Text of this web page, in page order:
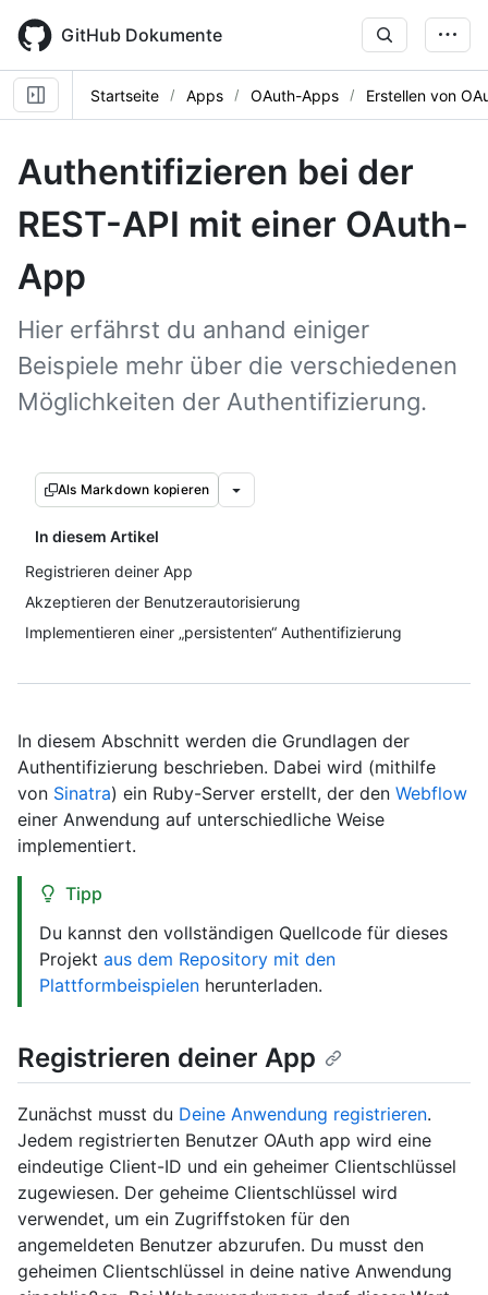
main
content
GitHub Dokumente
Startseite Apps OAuth-Apps Erstellen von
Authentifizieren bei der
REST-API mit einer OAuth-
App
Hier erfährst du anhand einiger
Beispiele mehr über die verschiedenen
Möglichkeiten der Authentifizierung.
Als Markdown kopieren
In diesem Artikel
Registrieren deiner App
Akzeptieren der Benutzerautorisierung
Implementieren einer „persistenten“ Authentifizierung
In diesem Abschnitt werden die Grundlagen der
Authentifizierung beschrieben. Dabei wird (mithilfe
von Sinatra) ein Ruby-Server erstellt, der den Webflow
einer Anwendung auf unterschiedliche Weise
implementiert.
Tipp
Du kannst den vollständigen Quellcode für dieses
Projekt aus dem Repository mit den
Plattformbeispielen herunterladen.
Registrieren deiner App
Zunächst musst du Deine Anwendung registrieren.
Jedem registrierten Benutzer OAuth app wird eine
eindeutige Client-ID und ein geheimer Clientschlüssel
zugewiesen. Der geheime Clientschlüssel wird
verwendet, um ein Zugriffstoken für den
angemeldeten Benutzer abzurufen. Du musst den
geheimen Clientschlüssel in deine native Anwendung